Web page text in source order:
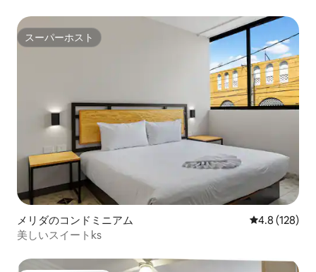
スーパーホスト
スーパーホスト
メリダのコンドミニアム レビュー128
4.8 (128)
美しいスイートks